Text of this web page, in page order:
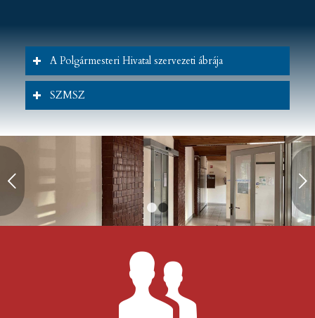
A Polgármesteri Hivatal szervezeti ábrája
SZMSZ
Következő
1 2